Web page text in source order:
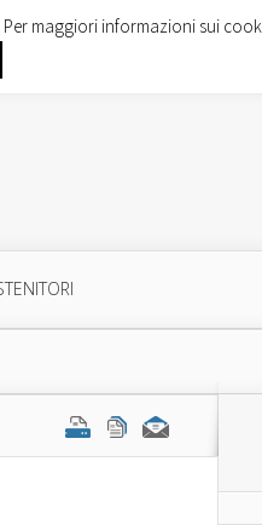
maggiori informazioni sui